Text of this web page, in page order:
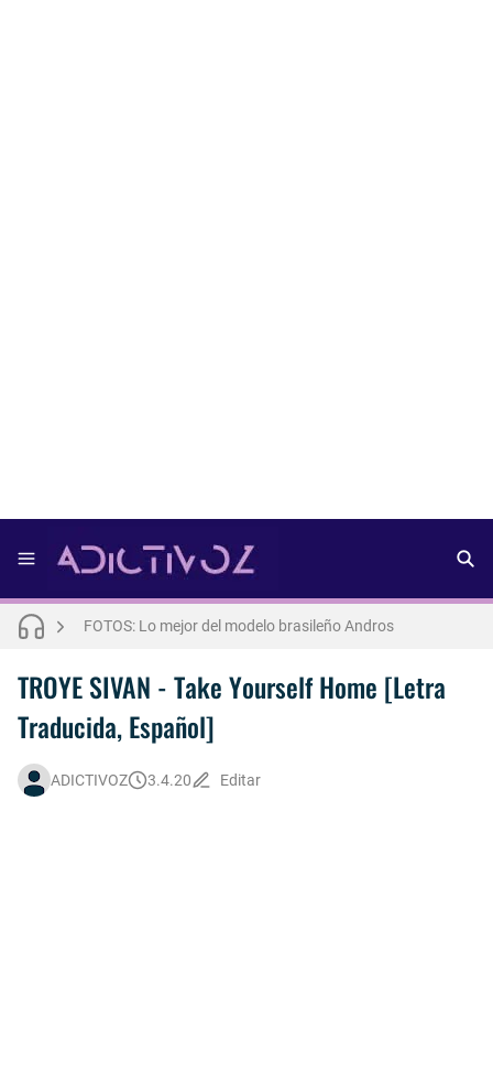
FOTOS: Lo mejor del modelo brasileño Andros
THE WEEKND - Nothing Without You [Letra Trtaducida]
TROYE SIVAN - Take Yourself Home [Letra
Traducida, Español]
ADICTIVOZ 3.4.20 Editar